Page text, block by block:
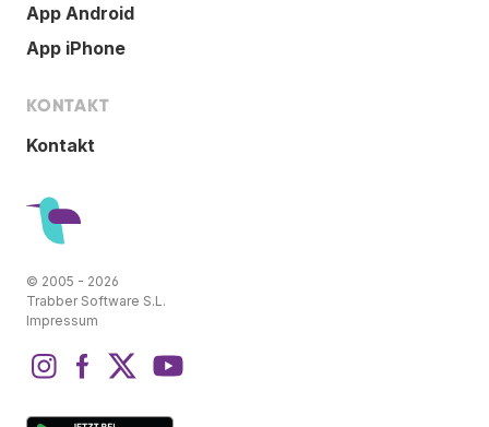
App Android
App iPhone
KONTAKT
Kontakt
© 2005 - 2026
Trabber Software S.L.
Impressum